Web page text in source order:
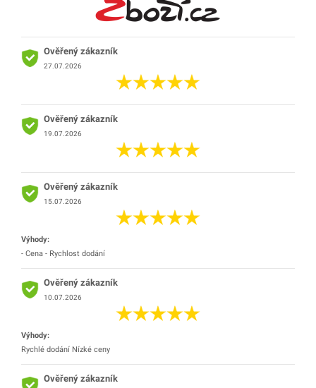
Ověřený zákazník
27.07.2026
Ověřený zákazník
19.07.2026
Ověřený zákazník
15.07.2026
Výhody:
- Cena - Rychlost dodání
Ověřený zákazník
10.07.2026
Výhody:
Rychlé dodání Nízké ceny
Ověřený zákazník